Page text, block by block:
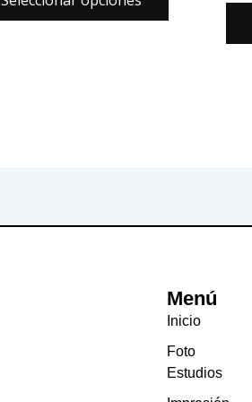
Menú
Inicio
Foto
Estudios